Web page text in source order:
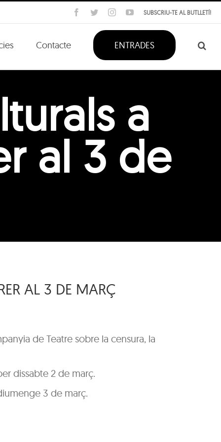
SUBSCRIU-TE AL BUTLLETÍ!
Facebook
TwitterInstagramYouTube
Contacte ENTRADES
a
al 3 de
AL 3 DE MARÇ
de Teatre sobre la censura, la
dissabte 2 de març.
3 de març.